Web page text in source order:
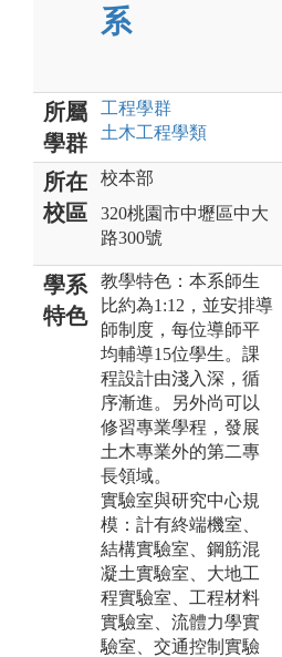
系
所屬
學群
工程學群
土木工程學類
所在
校區
校本部
320桃園市中壢區中大
路300號
學系
特色
教學特色：本系師生
比約為1:12，並安排導
師制度，每位導師平
均輔導15位學生。課
程設計由淺入深，循
序漸進。另外尚可以
修習專業學程，發展
土木專業外的第二專
長領域。
實驗室與研究中心規
模：計有終端機室、
結構實驗室、鋼筋混
凝土實驗室、大地工
程實驗室、工程材料
實驗室、流體力學實
驗室、交通控制實驗